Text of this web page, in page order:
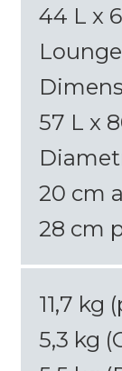
44 L x
57 L x
20 cm
28 cm
11,7 kg
5,3 kg